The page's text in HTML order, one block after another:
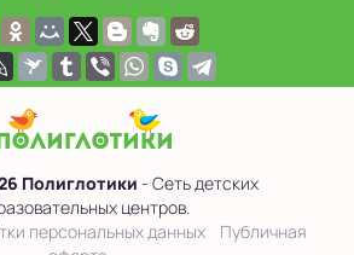
Полиглотики - Сеть детских
центров.
персональных данных
Публичная